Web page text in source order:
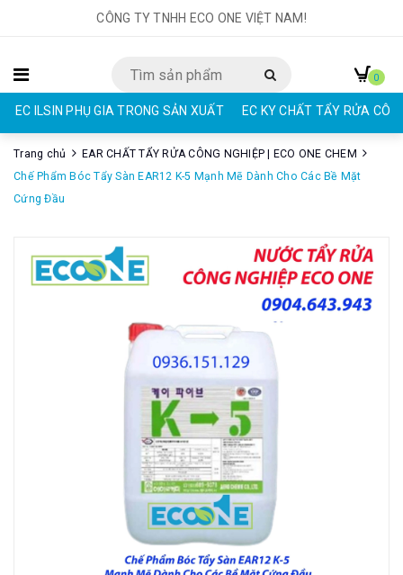
CÔNG TY TNHH ECO ONE VIỆT NAM!
EC KY CHẤT TẨY RỬA CÔNG NGHIỆP | ECO ONE CHEM EAR
0
Trang chủ
EAR CHẤT TẨY RỬA CÔNG NGHIỆP | ECO ONE CHEM
Chế Phẩm Bóc Tẩy Sàn EAR12 K-5 Mạnh Mẽ Dành Cho Các Bề Mặt
Cứng Đầu